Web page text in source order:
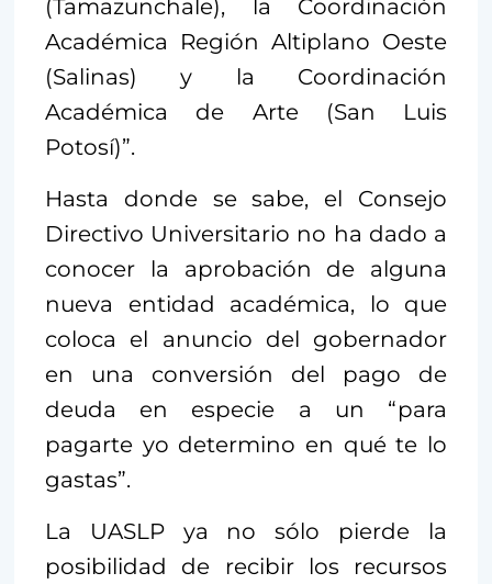
(Tamazunchale), la Coordinación
Académica Región Altiplano Oeste
(Salinas) y la Coordinación
Académica de Arte (San Luis
Potosí)”.
Hasta donde se sabe, el Consejo
Directivo Universitario no ha dado a
conocer la aprobación de alguna
nueva entidad académica, lo que
coloca el anuncio del gobernador
en una conversión del pago de
deuda en especie a un “para
pagarte yo determino en qué te lo
gastas”.
La UASLP ya no sólo pierde la
posibilidad de recibir los recursos